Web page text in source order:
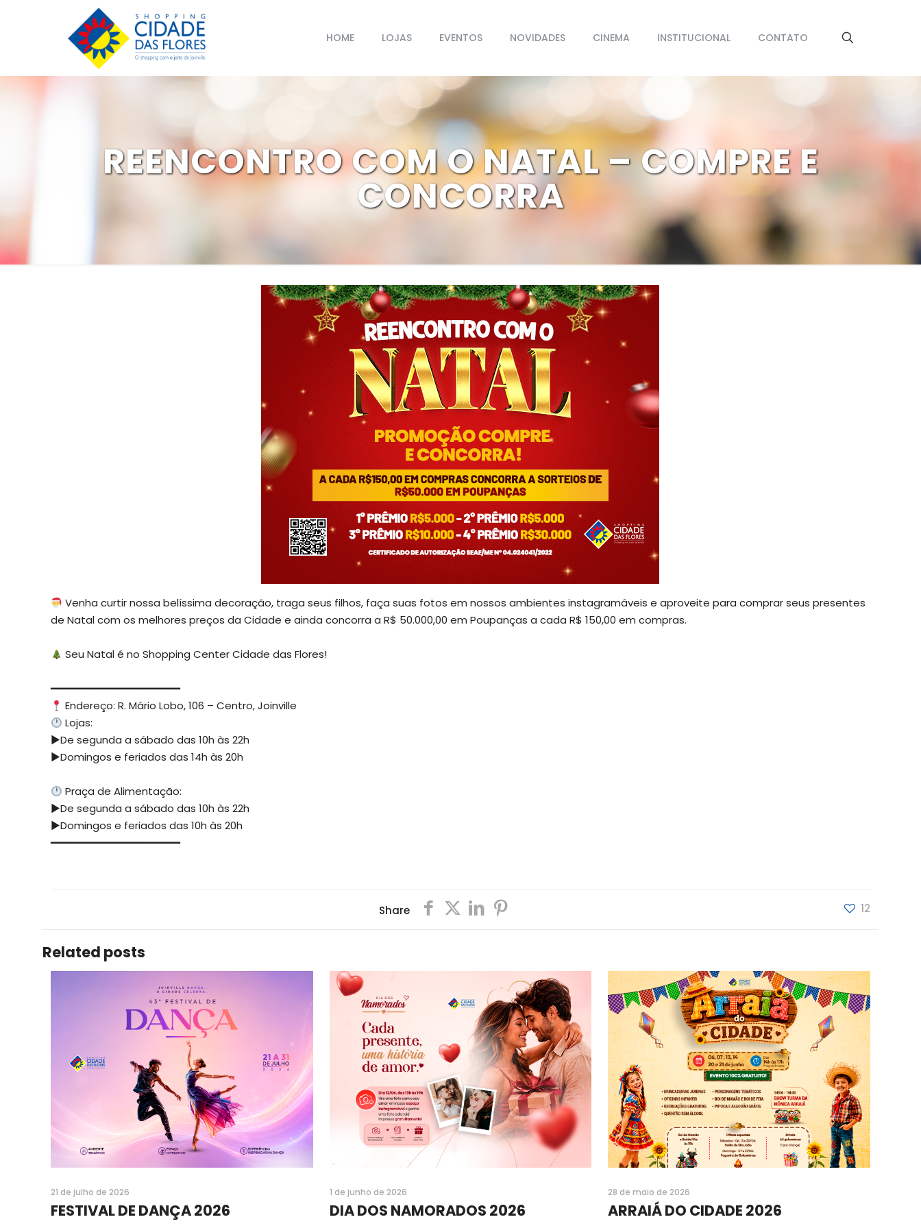
HOME LOJAS EVENTOS NOVIDADES CINEMA INSTITUCIONAL CONTATO
REENCONTRO COM O NATAL – COMPRE E
CONCORRA
Venha curtir nossa belíssima decoração, traga seus filhos, faça suas fotos em nossos ambientes instagramáveis e aproveite para comprar seus presentes
de Natal com os melhores preços da Cidade e ainda concorra a R$ 50.000,00 em Poupanças a cada R$ 150,00 em compras.
Seu Natal é no Shopping Center Cidade das Flores!
━━━━━━━━━━━━━━━━━━━━━
Endereço: R. Mário Lobo, 106 – Centro, Joinville
Lojas:
▶De segunda a sábado das 10h às 22h
▶Domingos e feriados das 14h às 20h
Praça de Alimentação:
▶De segunda a sábado das 10h às 22h
▶Domingos e feriados das 10h às 20h
━━━━━━━━━━━━━━━━━━━━━
Share 12
Related posts
21 de julho de 2026
FESTIVAL DE DANÇA 2026
1 de junho de 2026
DIA DOS NAMORADOS 2026
28 de maio de 2026
ARRAIÁ DO CIDADE 2026